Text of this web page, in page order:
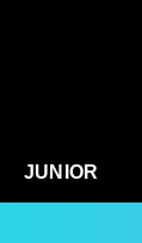
JUNIOR